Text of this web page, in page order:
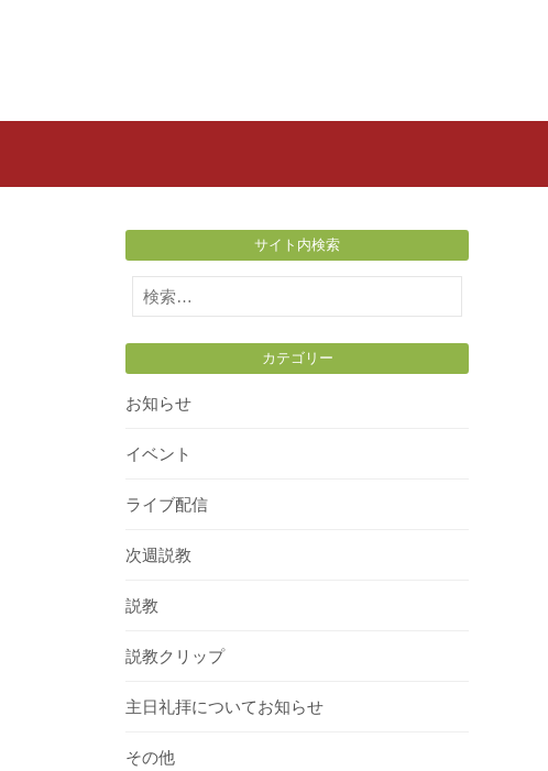
サイト内検索
検
索:
カテゴリー
お知らせ
イベント
ライブ配信
次週説教
説教
説教クリップ
主日礼拝についてお知らせ
その他